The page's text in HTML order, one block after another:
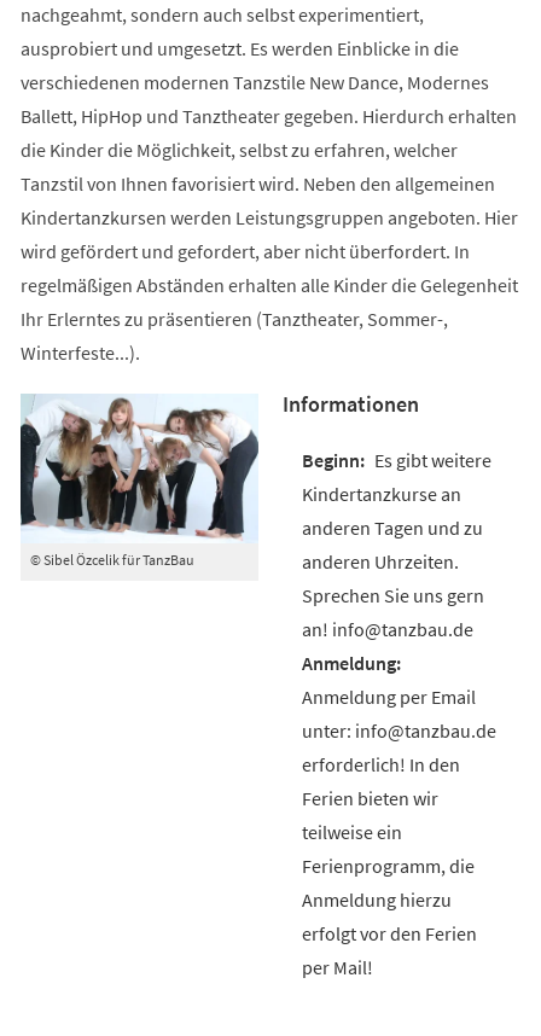
nachgeahmt, sondern auch selbst experimentiert,
ausprobiert und umgesetzt. Es werden Einblicke in die
verschiedenen modernen Tanzstile New Dance, Modernes
Ballett, HipHop und Tanztheater gegeben. Hierdurch erhalten
die Kinder die Möglichkeit, selbst zu erfahren, welcher
Tanzstil von Ihnen favorisiert wird. Neben den allgemeinen
Kindertanzkursen werden Leistungsgruppen angeboten. Hier
wird gefördert und gefordert, aber nicht überfordert. In
regelmäßigen Abständen erhalten alle Kinder die Gelegenheit
Ihr Erlerntes zu präsentieren (Tanztheater, Sommer-,
Winterfeste...).
© Sibel Özcelik für TanzBau
Informationen
Es gibt weitere
Kindertanzkurse an
anderen Tagen und zu
anderen Uhrzeiten.
Sprechen Sie uns gern
an! info@tanzbau.de
Anmeldung per Email
unter: info@tanzbau.de
erforderlich! In den
Ferien bieten wir
teilweise ein
Ferienprogramm, die
Anmeldung hierzu
erfolgt vor den Ferien
per Mail!